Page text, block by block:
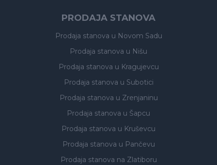
PRODAJA STANOVA
Prodaja stanova u Novom Sadu
Prodaja stanova u Nišu
Prodaja stanova u Kragujevcu
Prodaja stanova u Subotici
Prodaja stanova u Zrenjaninu
Prodaja stanova u Šapcu
Prodaja stanova u Kruševcu
Prodaja stanova u Pančevu
Prodaja stanova na Zlatiboru